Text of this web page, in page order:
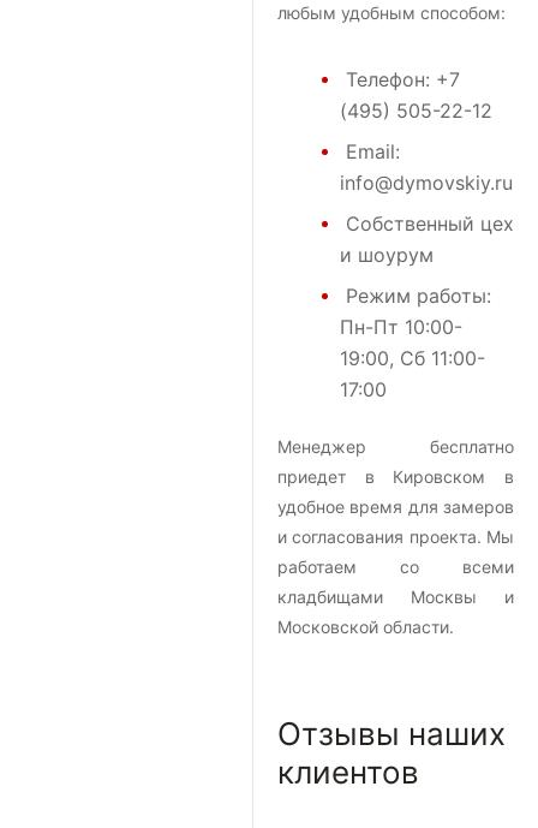
любым удобным способом:
Телефон: +7
(495) 505-22-12
Email:
info@dymovskiy.ru
Собственный цех
и шоурум
Режим работы:
Пн-Пт 10:00-
19:00, Сб 11:00-
17:00
Менеджер бесплатно
приедет в Кировском в
удобное время для замеров
и согласования проекта. Мы
работаем со всеми
кладбищами Москвы и
Московской области.
Отзывы наших
клиентов